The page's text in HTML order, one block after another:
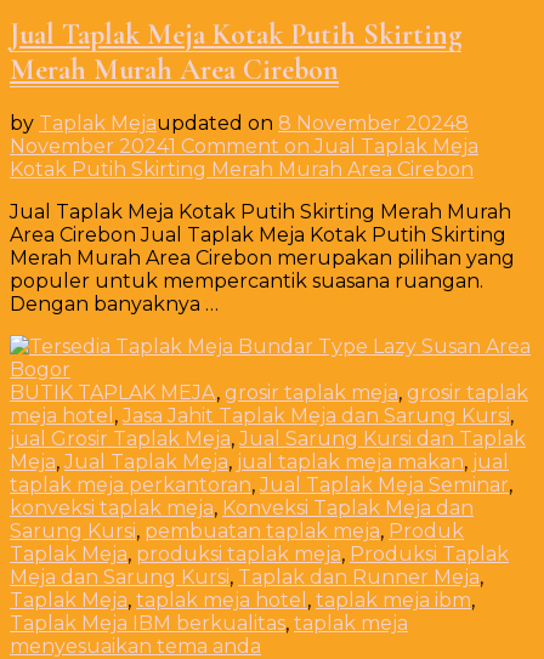
Jual Taplak Meja Kotak Putih Skirting
Merah Murah Area Cirebon
by Taplak Mejaupdated on 8 November 20248
November 20241 Comment on Jual Taplak Meja
Kotak Putih Skirting Merah Murah Area Cirebon
Jual Taplak Meja Kotak Putih Skirting Merah Murah
Area Cirebon Jual Taplak Meja Kotak Putih Skirting
Merah Murah Area Cirebon merupakan pilihan yang
populer untuk mempercantik suasana ruangan.
Dengan banyaknya …
BUTIK TAPLAK MEJA, grosir taplak meja, grosir taplak
meja hotel ,Jasa Jahit Taplak Meja dan Sarung Kursi,
jual Grosir Taplak Meja,Jual Sarung Kursi dan Taplak
Meja,Jual Taplak Meja, jual taplak meja makan, jual
taplak meja perkantoran,Jual Taplak Meja Seminar,
konveksi taplak meja, Konveksi Taplak Meja dan
Sarung Kursi, pembuatan taplak meja, Produk
Taplak Meja, produksi taplak meja, Produksi Taplak
Meja dan Sarung Kursi, Taplak dan Runner Meja,
Taplak Meja, taplak meja hotel , taplak meja ibm,
Taplak Meja IBM berkualitas, taplak meja
menyesuaikan tema anda